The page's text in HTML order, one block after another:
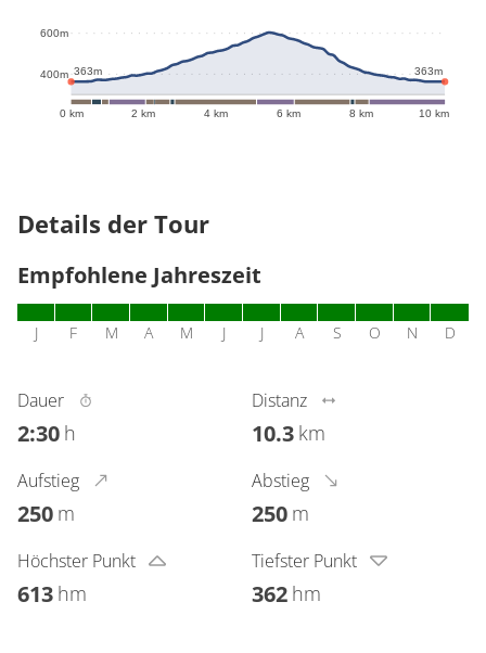
0 km 2 km 4 km 6 km 8 km 10 km
400m
600m
363m 363m
Details der Tour
Empfohlene Jahreszeit
J F M A M J J A S O N D
Dauer
2:30 h
Distanz
10.3 km
Aufstieg
250 m
Abstieg
250 m
Höchster Punkt
613 hm
Tiefster Punkt
362 hm